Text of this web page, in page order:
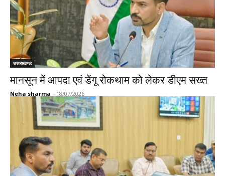
उत्तराखण्ड
मानसून में आपदा एवं डेंगू रोकथाम को लेकर डीएम सख्त
Neha sharma - 18/07/2026